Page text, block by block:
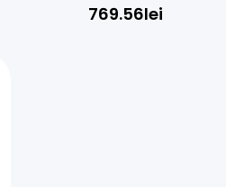
769.56lei